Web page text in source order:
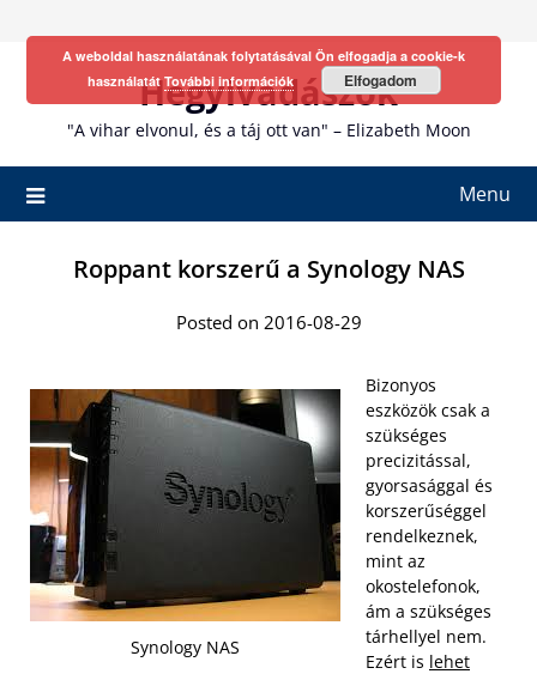
Hegyivadászok
"A vihar elvonul, és a táj ott van" – Elizabeth Moon
Menu
Roppant korszerű a Synology NAS
Posted on 2016-08-29
Synology NAS
Bizonyos
eszközök csak a
szükséges
precizitással,
gyorsasággal és
korszerűséggel
rendelkeznek,
mint az
okostelefonok,
ám a szükséges
tárhellyel nem.
Ezért is lehet
A weboldal használatának folytatásával Ön elfogadja a cookie-k
használatátTovábbi információk Elfogadom